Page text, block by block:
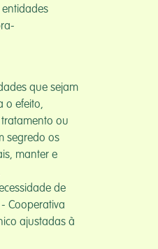
que sejam
o efeito,
ou
segredo os
manter e
de
Cooperativa
ajustadas à